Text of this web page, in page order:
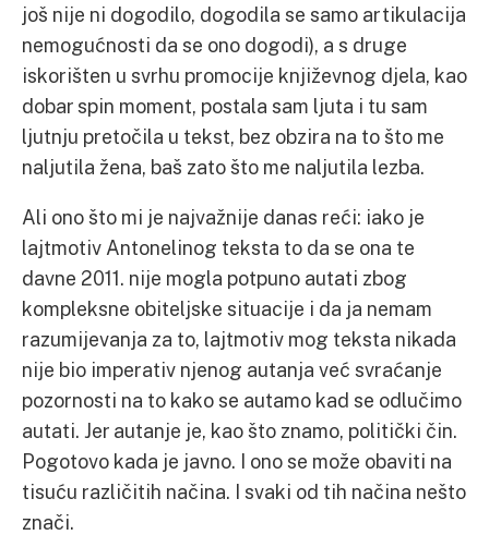
još nije ni dogodilo, dogodila se samo artikulacija
nemogućnosti da se ono dogodi), a s druge
iskorišten u svrhu promocije književnog djela, kao
dobar spin moment, postala sam ljuta i tu sam
ljutnju pretočila u tekst, bez obzira na to što me
naljutila žena, baš zato što me naljutila lezba.
Ali ono što mi je najvažnije danas reći: iako je
lajtmotiv Antonelinog teksta to da se ona te
davne 2011. nije mogla potpuno autati zbog
kompleksne obiteljske situacije i da ja nemam
razumijevanja za to, lajtmotiv mog teksta nikada
nije bio imperativ njenog autanja već svraćanje
pozornosti na to kako se autamo kad se odlučimo
autati. Jer autanje je, kao što znamo, politički čin.
Pogotovo kada je javno. I ono se može obaviti na
tisuću različitih načina. I svaki od tih načina nešto
znači.